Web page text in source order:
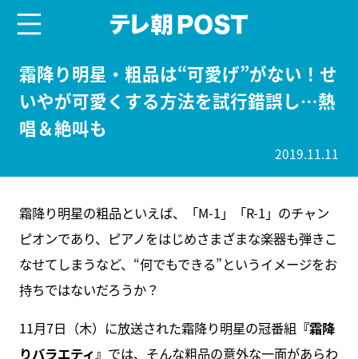
霜降り明星・粗品は“可愛げ”がない！せ
いやが可愛くする方法を試行錯誤し…熱
唱＆絶叫も
2019.11.11
霜降り明星の粗品といえば、「M-1」「R-1」のチャン
ピオンであり、ピアノをはじめさまざまな楽器も弾きこ
なせてしまうなど、“何でもできる”というイメージをお
持ちではないだろうか？
11月7日（木）に放送された霜降り明星の冠番組 『霜降
りバラエティ』 では、そんな粗品の意外な一面があらわ